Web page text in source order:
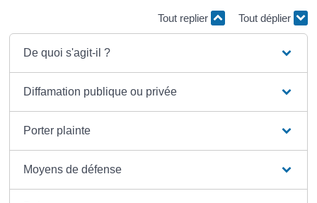
Tout replier Tout déplier
De quoi s'agit-il ?
Diffamation publique ou privée
Porter plainte
Moyens de défense